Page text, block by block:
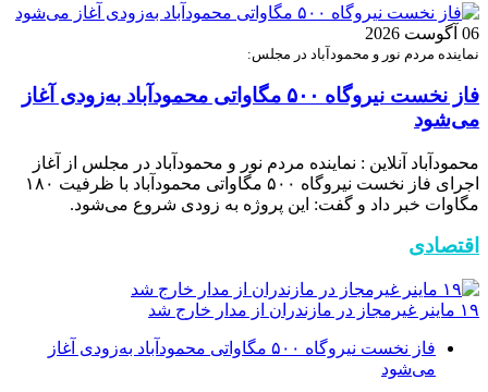
06 آگوست 2026
نماینده مردم نور و محمودآباد در مجلس:
فاز نخست نیروگاه ۵۰۰ مگاواتی محمودآباد به‌زودی آغاز
می‌شود
محمودآباد آنلاین : نماینده مردم نور و محمودآباد در مجلس از آغاز
اجرای فاز نخست نیروگاه ۵۰۰ مگاواتی محمودآباد با ظرفیت ۱۸۰
مگاوات خبر داد و گفت: این پروژه به زودی شروع می‌شود.
اقتصادی
۱۹ ماینر غیرمجاز در مازندران از مدار خارج شد
فاز نخست نیروگاه ۵۰۰ مگاواتی محمودآباد به‌زودی آغاز
می‌شود